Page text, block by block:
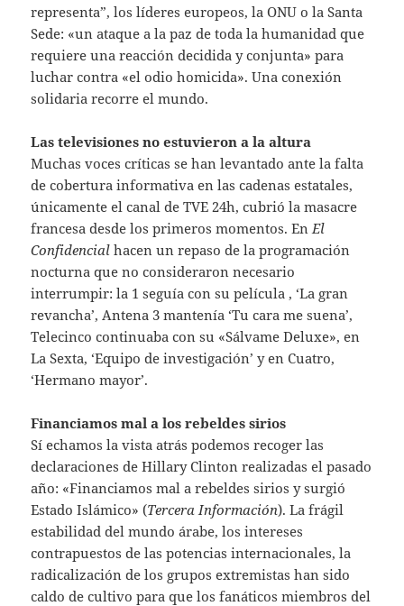
representa”, los líderes europeos, la ONU o la Santa
Sede: «un ataque a la paz de toda la humanidad que
requiere una reacción decidida y conjunta» para
luchar contra «el odio homicida». Una conexión
solidaria recorre el mundo.
Las televisiones no estuvieron a la altura
Muchas voces críticas se han levantado ante la falta
de cobertura informativa en las cadenas estatales,
únicamente el canal de TVE 24h, cubrió la masacre
francesa desde los primeros momentos. En El
Confidencial hacen un repaso de la programación
nocturna que no consideraron necesario
interrumpir: la 1 seguía con su película , ‘La gran
revancha’, Antena 3 mantenía ‘Tu cara me suena’,
Telecinco continuaba con su «Sálvame Deluxe», en
La Sexta, ‘Equipo de investigación’ y en Cuatro,
‘Hermano mayor’.
Financiamos mal a los rebeldes sirios
Sí echamos la vista atrás podemos recoger las
declaraciones de Hillary Clinton realizadas el pasado
año: «Financiamos mal a rebeldes sirios y surgió
Estado Islámico» (Tercera Información). La frágil
estabilidad del mundo árabe, los intereses
contrapuestos de las potencias internacionales, la
radicalización de los grupos extremistas han sido
caldo de cultivo para que los fanáticos miembros del